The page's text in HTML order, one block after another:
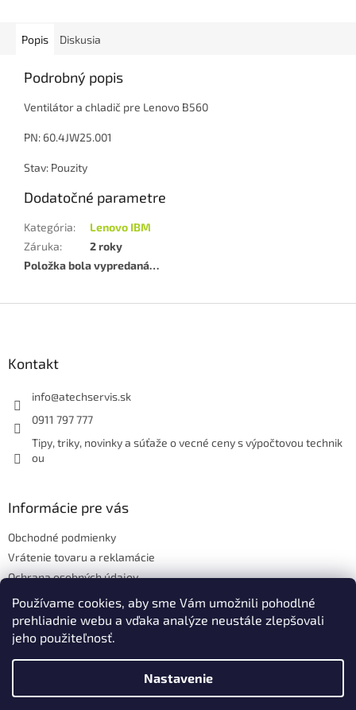
Používame cookies, aby sme Vám umožnili pohodlné
prehliadnie webu a vďaka analýze neustále zlepšovali
jeho použiteľnosť.
Nastavenie
Popis Diskusia
Podrobný popis
Ventilátor a chladič pre Lenovo B560
PN: 60.4JW25.001
Stav: Pouzity
Dodatočné parametre
Kategória:
Lenovo IBM
Záruka:
2 roky
Položka bola vypredaná…
Kontakt
info@atechservis.sk
0911 797 777
Tipy, triky, novinky a súťaže o vecné ceny s výpočtovou technik
ou
Informácie pre vás
Obchodné podmienky
Vrátenie tovaru a reklamácie
Ochrana osobných údajov
Hodnotenie obchodu